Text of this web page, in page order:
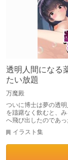
透明人間になる
たい放題
万魔殿
ついに博士は夢の透
を躊躇なく飲むと、
へ飛び出したのであっ
イラスト集